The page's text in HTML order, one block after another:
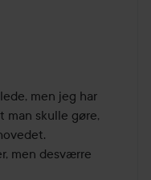
men jeg har
man skulle gøre,
men desværre